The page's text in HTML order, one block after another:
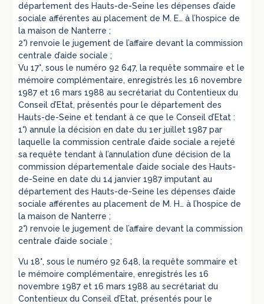
département des Hauts-de-Seine les dépenses d’aide
sociale afférentes au placement de M. E… à l’hospice de
la maison de Nanterre ;
2°) renvoie le jugement de l’affaire devant la commission
centrale d’aide sociale ;
Vu 17°, sous le numéro 92 647, la requête sommaire et le
mémoire complémentaire, enregistrés les 16 novembre
1987 et 16 mars 1988 au secrétariat du Contentieux du
Conseil d’Etat, présentés pour le département des
Hauts-de-Seine et tendant à ce que le Conseil d’Etat :
1°) annule la décision en date du 1er juillet 1987 par
laquelle la commission centrale d’aide sociale a rejeté
sa requête tendant à l’annulation d’une décision de la
commission départementale d’aide sociale des Hauts-
de-Seine en date du 14 janvier 1987 imputant au
département des Hauts-de-Seine les dépenses d’aide
sociale afférentes au placement de M. H… à l’hospice de
la maison de Nanterre ;
2°) renvoie le jugement de l’affaire devant la commission
centrale d’aide sociale ;
Vu 18°, sous le numéro 92 648, la requête sommaire et
le mémoire complémentaire, enregistrés les 16
novembre 1987 et 16 mars 1988 au secrétariat du
Contentieux du Conseil d’Etat, présentés pour le